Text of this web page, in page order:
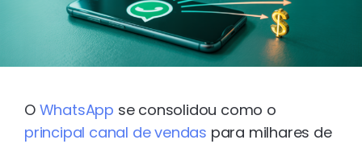
O WhatsApp se consolidou como o
principal canal de vendas para milhares de